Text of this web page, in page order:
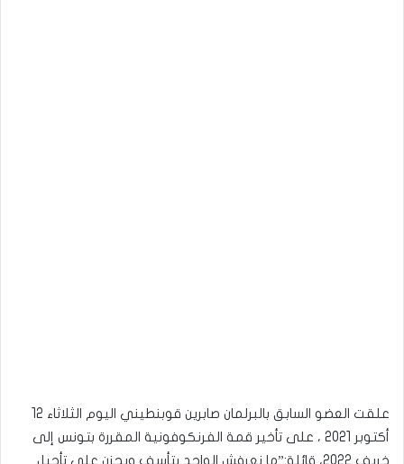
علقت العضو السابق بالبرلمان صابرين قوبنطيني اليوم الثلاثاء 12
أكتوبر 2021 ، على تأخير قمة الفرنكوفونية المقررة بتونس إلى
خريف 2022، قائلة:”ما نعرفش الواحد يتأسف ويحزن على تأجيل